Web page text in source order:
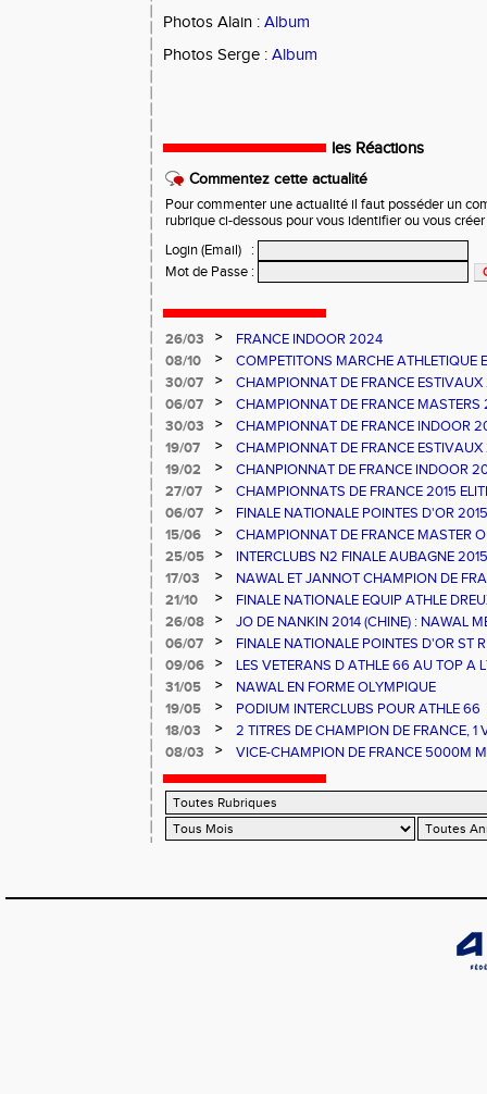
Photos Alain : Album
Photos Serge : Album
les Réactions
Commentez cette actualité
Pour commenter une actualité il faut posséder un
rubrique ci-dessous pour vous identifier ou vous
Login (Email)
:
Mot de Passe :
26/03 >
FRANCE INDOOR 2024
08/10
>
COMPETITONS MARCHE ATHLETIQUE
PESCARA
30/07 >
CHAMPIONNAT DE FRANCE
06/07
>
CHAMPIONNAT DE FRANCE
30/03
>
CHAMPIONNAT DE FRANCE INDOOR
19/07
>
CHAMPIONNAT DE FRANCE
19/02
>
CHANPIONNAT DE FRANCE INDOOR
27/07
>
CHAMPIONNATS DE FRANCE 2015
NATIONAUX ATHLE 66 - UN TITRE ET
06/07 >
FINALE NATIONALE POINTES D'OR
FRANCE ATHLE 66
15/06 >
CHAMPIONNAT DE FRANCE MASTER
25/05
>
INTERCLUBS N2 FINALE AUBAGNE 2015
17/03
>
NAWAL ET JANNOT CHAMPION DE
21/10
>
FINALE NATIONALE EQUIP ATHLE
26/08
>
JO DE NANKIN 2014 (CHINE) : NAWAL
RECORD DE FRANCE
06/07 >
FINALE NATIONALE POINTES D'OR ST
D FRANCE ESPOIRS ET NATIONAUX
09/06 >
LES VETERANS D ATHLE 66 AU TOP A
31/05
>
NAWAL EN FORME OLYMPIQUE
19/05
>
PODIUM INTERCLUBS POUR ATHLE 66
18/03
>
2 TITRES DE CHAMPION DE FRANCE, 1
FRANCE ET UNE 3EME PLACE POUR
08/03 >
VICE-CHAMPION DE FRANCE 5000M